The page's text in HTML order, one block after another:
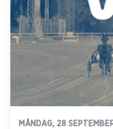
MÅNDAG, 28